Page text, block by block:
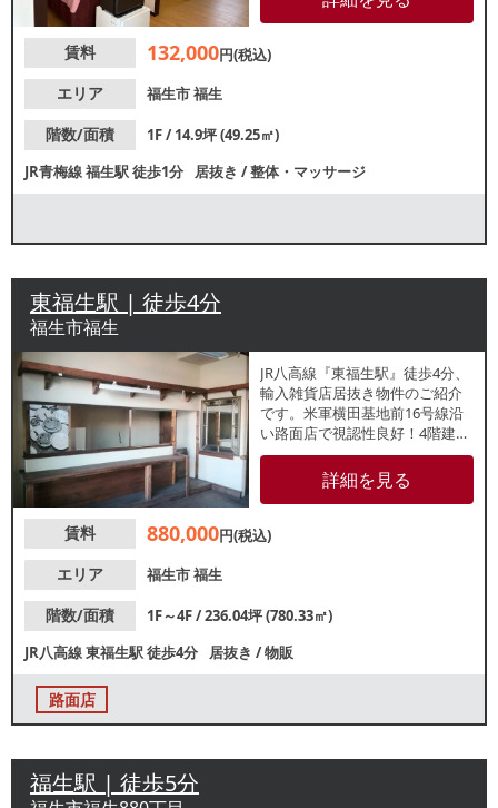
似業態ご希望の方におすすめで
せください。
賃料 132,000円(税込)
エリア
福生市福生
階数/面積
1F / 14.9坪 (49.25㎡)
JR青梅線福生駅徒歩1分 居抜き /整体・マッサージ
東福生駅 | 徒歩4分
福生市福生
JR八高線『東福生駅』徒歩4分、
輸入雑貨店居抜き物件のご紹介
です。⽶軍横⽥基地前16号線沿
い路面店で視認性良好！4階建て
の1棟貸し店舗です。駐車場6台
付でお車でのアクセスも良好！
飲食店のご相談も可能なため、
ださい。
詳細を見る
賃料 880,000円(税込)
エリア
福生市福生
階数/面積
1F～4F / 236.04坪 (780.33㎡)
JR八高線東福生駅徒歩4分 居抜き /物販
路面店
福生駅 | 徒歩5分